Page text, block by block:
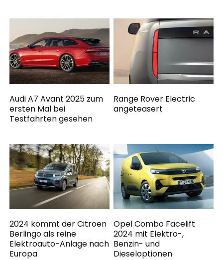
Audi A7 Avant 2025 zum
ersten Mal bei
Testfahrten gesehen
Range Rover Electric
angeteasert
2024 kommt der Citroen
Berlingo als reine
Elektroauto-Anlage nach
Europa
Opel Combo Facelift
2024 mit Elektro-,
Benzin- und
Dieseloptionen